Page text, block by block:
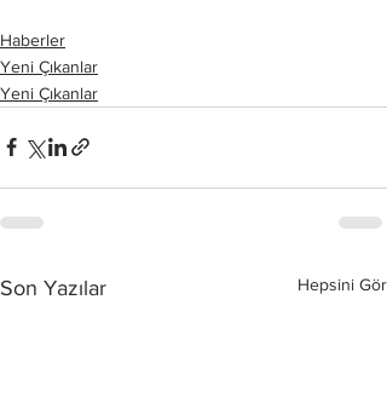
Haberler
Yeni Çıkanlar
Yeni Çıkanlar
Son Yazılar Hepsini Gör